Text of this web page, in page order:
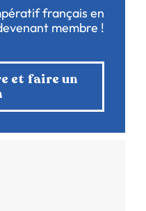
français en
membre !
et faire un